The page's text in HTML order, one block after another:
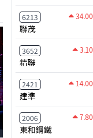
6213 34.00
聯茂
3652 3.10
精聯
2421 14.00
建準
2006 7.80
東和鋼鐵